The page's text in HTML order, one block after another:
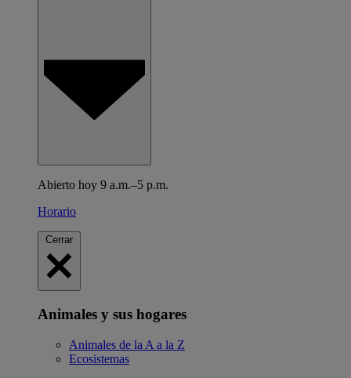
Abierto hoy 9 a.m.–5 p.m.
Horario
Cerrar
Animales y sus hogares
Animales de la A a la Z
Ecosistemas